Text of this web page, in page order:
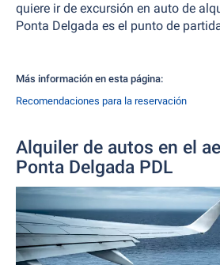
quiere ir de excursión en auto de
Ponta Delgada es el punto de
Más información en esta página:
Recomendaciones para la reservación
Alquiler de autos en el
Ponta Delgada PDL